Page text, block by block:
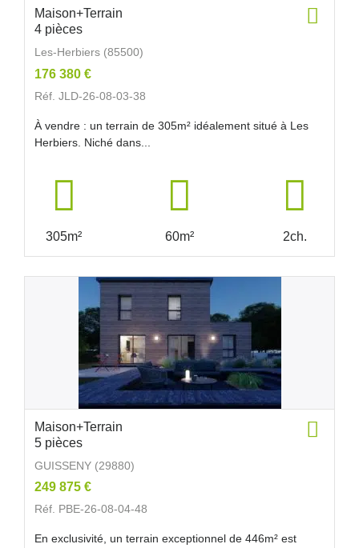
Maison+Terrain
4 pièces
Les-Herbiers (85500)
176 380 €
Réf. JLD-26-08-03-38
À vendre : un terrain de 305m² idéalement situé à Les
Herbiers. Niché dans...
305m² 60m² 2ch.
Maison+Terrain
5 pièces
GUISSENY (29880)
249 875 €
Réf. PBE-26-08-04-48
En exclusivité, un terrain exceptionnel de 446m² est